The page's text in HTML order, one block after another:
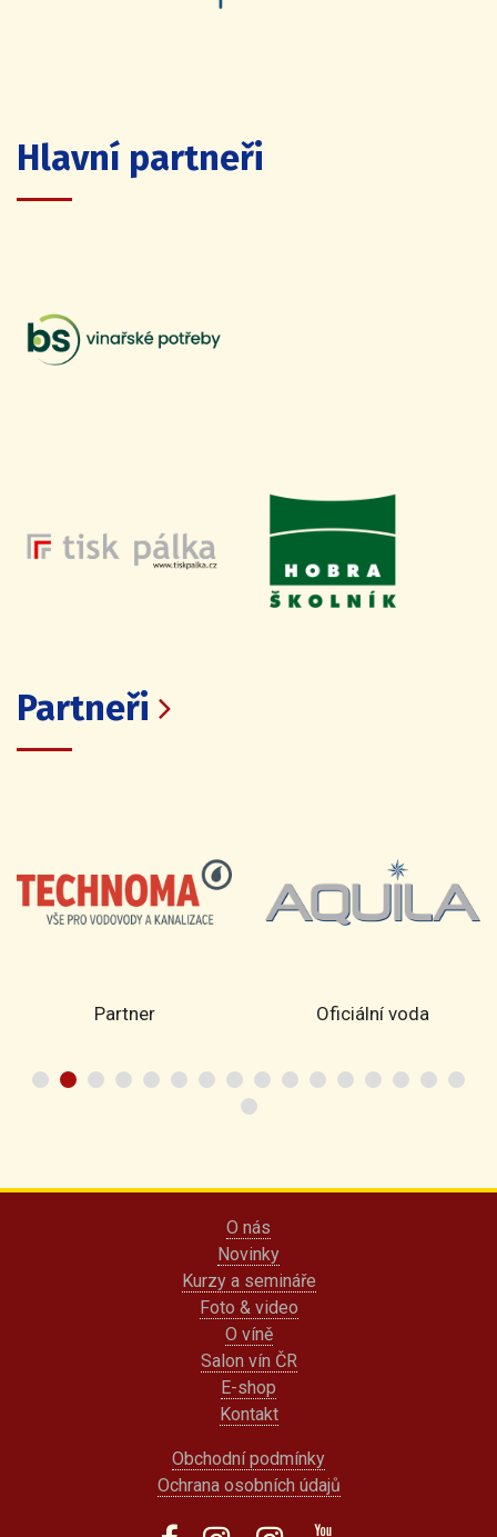
Hlavní partneři
Partneři
Partner Oficiální voda
O nás
Novinky
Kurzy a semináře
Foto & video
O víně
Salon vín ČR
E-shop
Kontakt
Obchodní podmínky
Ochrana osobních údajů